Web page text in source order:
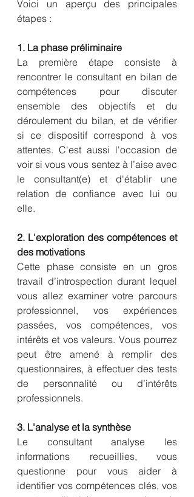
Voici un aperçu des principales
étapes :
1. La phase préliminaire
La première étape consiste à
rencontrer le consultant en bilan de
compétences pour discuter
ensemble des objectifs et du
déroulement du bilan, et de vérifier
si ce dispositif correspond à vos
attentes. C'est aussi l'occasion de
voir si vous vous sentez à l’aise avec
le consultant(e) et d'établir une
relation de confiance avec lui ou
elle.
2. L'exploration des compétences et
des motivations
Cette phase consiste en un gros
travail d’introspection durant lequel
vous allez examiner votre parcours
professionnel, vos expériences
passées, vos compétences, vos
intérêts et vos valeurs. Vous pourrez
peut être amené à remplir des
questionnaires, à effectuer des tests
de personnalité ou d’intérêts
professionnels.
3. L'analyse et la synthèse
Le consultant analyse les
informations recueillies, vous
questionne pour vous aider à
identifier vos compétences clés, vos